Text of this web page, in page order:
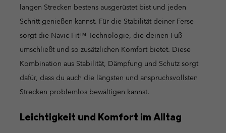
langen Strecken bestens ausgerüstet bist und jeden
Schritt genießen kannst. Für die Stabilität deiner Ferse
sorgt die Navic-Fit™ Technologie, die deinen Fuß
umschließt und so zusätzlichen Komfort bietet. Diese
Kombination aus Stabilität, Dämpfung und Schutz sorgt
dafür, dass du auch die längsten und anspruchsvollsten
Strecken problemlos bewältigen kannst.
Leichtigkeit und Komfort im Alltag